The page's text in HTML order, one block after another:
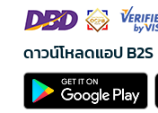
ดาวน์โหลดแอป B2S